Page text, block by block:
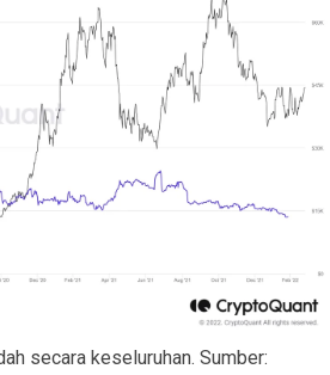
secara keseluruhan. Sumber: